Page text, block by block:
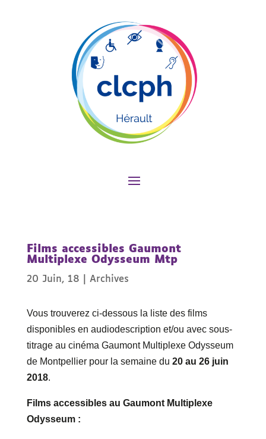
Films accessibles Gaumont
Multiplexe Odysseum Mtp
20 Juin, 18 Archives
Vous trouverez ci-dessous la liste des films
disponibles en audiodescription et/ou avec sous-
titrage au cinéma Gaumont Multiplexe Odysseum
de Montpellier pour la semaine du 20 au 26 juin
2018.
Films accessibles au Gaumont Multiplexe
Odysseum :